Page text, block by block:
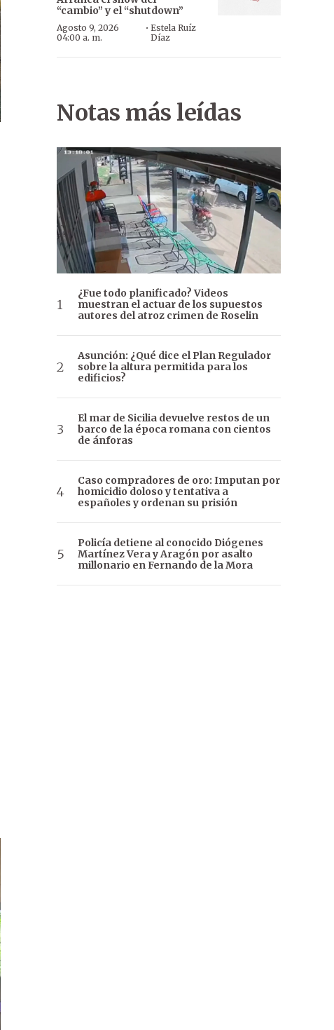
“cambio” y el “shutdown”
Agosto 9, 2026
04:00 a. m.
·Estela Ruíz
Díaz
Notas más leídas
¿Fue todo planificado? Videos
muestran el actuar de los supuestos
autores del atroz crimen de Roselin
Asunción: ¿Qué dice el Plan Regulador
sobre la altura permitida para los
edificios?
El mar de Sicilia devuelve restos de un
barco de la época romana con cientos
de ánforas
Caso compradores de oro: Imputan por
homicidio doloso y tentativa a
españoles y ordenan su prisión
Policía detiene al conocido Diógenes
Martínez Vera y Aragón por asalto
millonario en Fernando de la Mora